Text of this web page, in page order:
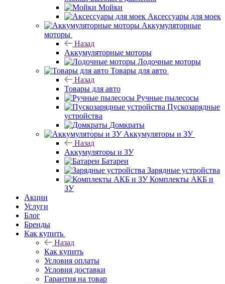
Мойки
Аксессуары для моек
Аккумуляторные
моторы
Назад
Аккумуляторные моторы
Лодочные моторы
Товары для авто
Назад
Товары для авто
Ручные пылесосы
Пускозарядные
устройства
Домкраты
Аккумуляторы и ЗУ
Назад
Аккумуляторы и ЗУ
Батареи
Зарядные устройства
Комплекты АКБ и
ЗУ
Акции
Услуги
Блог
Бренды
Как купить
Назад
Как купить
Условия оплаты
Условия доставки
Гарантия на товар